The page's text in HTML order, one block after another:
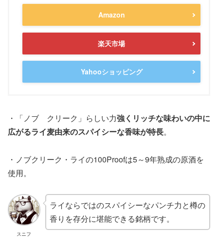
Amazon
楽天市場
Yahooショッピング
・「ノブ クリーク」らしい力強くリッチな味わいの中に
広がるライ麦由来のスパイシーな香味が特長。
・ノブクリーク・ライの100Proofは5～9年熟成の原酒を
使用。
スニフ
ライならではのスパイシーなパンチ力と樽の
香りを存分に堪能できる銘柄です。